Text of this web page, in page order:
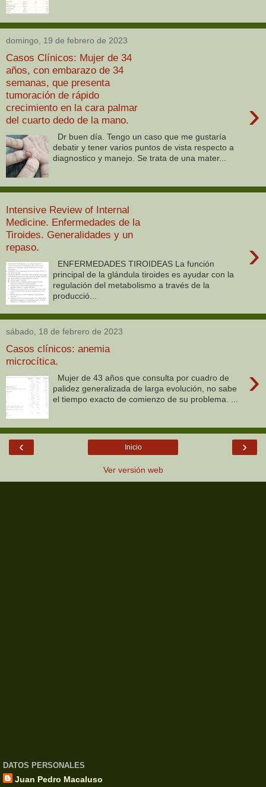
domingo, 19 de febrero de 2023
Casos Clínicos: Mujer de 34
años, con embarazo de 34
semanas, que presenta
tumoración de rápido
crecimiento en la cara palmar
del cuarto dedo de la mano.
›
Dr buen día. Tengo un caso que me gustaría
debatir y tener varios puntos de vista respecto a
diagnostico y manejo. Se trata de una mater...
Intensive Review of Internal
Medicine. Enfermedades de la
Tiroides. Generalidades y un
repaso.
›
ENFERMEDADES TIROIDEAS La función
principal de la glándula tiroides es ayudar con la
regulación del metabolismo a través de la
producció...
sábado, 18 de febrero de 2023
Casos clínicos: anemia
microcítica.
›
Mujer de 43 años que consulta por cuadro de
palidez generalizada de larga evolución, no sabe
el tiempo exacto de comienzo de su problema. ...
‹ ›
Inicio
Ver versión web
DATOS PERSONALES
Juan Pedro Macaluso